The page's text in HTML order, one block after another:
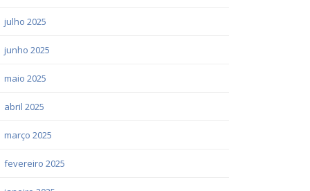
julho 2025
junho 2025
maio 2025
abril 2025
março 2025
fevereiro 2025